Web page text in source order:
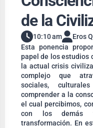
de la
10:10 am Eros
Esta ponencia
papel de los estudios
la actual crisis
complejo que
sociales,
comprender a la
el cual percibimos,
con los demás
transformación. En